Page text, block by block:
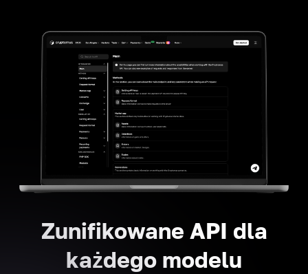
Zunifikowane API dla
każdego modelu